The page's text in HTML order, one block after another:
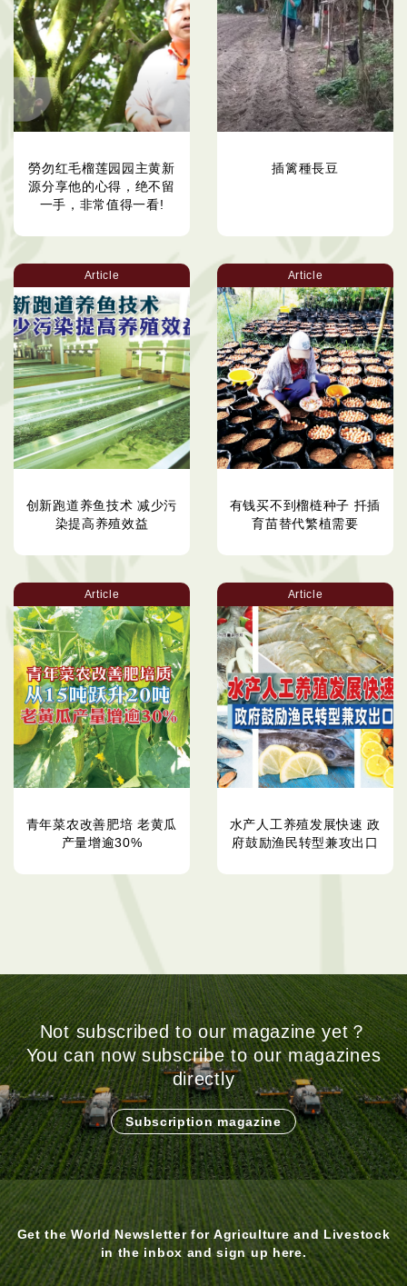
勞勿红毛榴莲园园主黄新
源分享他的心得，绝不留
一手，非常值得一看!
插篱種長豆
Article
创新跑道养鱼技术 减少污
染提高养殖效益
Article
有钱买不到榴梿种子 扦插
育苗替代繁植需要
Article
青年菜农改善肥培 老黄瓜
产量增逾30%
Article
水产人工养殖发展快速 政
府鼓励渔民转型兼攻出口
Not subscribed to our magazine yet？
You can now subscribe to our magazines
directly
Subscription magazine
Get the World Newsletter for Agriculture and Livestock
in the inbox and sign up here.